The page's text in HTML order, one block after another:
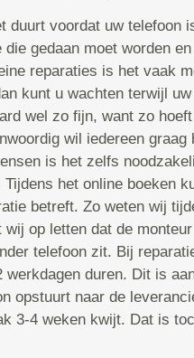
duurt voordat uw telefoon
die gedaan moet worden
reparaties is het vaak
kunt u wachten terwijl
wel zo fijn, want zo
wil iedereen
is het zelfs
Tijdens het online boeken
betreft. Zo weten wij
wij op letten dat de
telefoon zit. Bij
werkdagen duren. Dit is
opstuurt naar de
3-4 weken kwijt. Dat is